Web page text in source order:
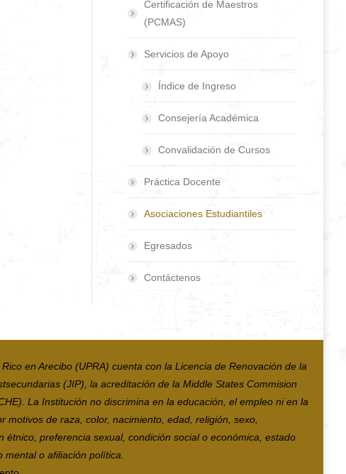
Certificación de Maestros
(PCMAS)
Servicios de Apoyo
Índice de Ingreso
Consejería Académica
Convalidación de Cursos
Práctica Docente
Asociaciones Estudiantiles
Egresados
Contáctenos
en Arecibo (UPRA) cuenta con la Licencia de Renovación de la
(JIP), la acreditación de la Middle States Commision
La Institución no discrimina en la educación, el empleo ni en la
motivos de raza, color, nacimiento, edad, religión, sexo,
étnico, preferencia sexual, condición social o económica, estado
o afiliación política.